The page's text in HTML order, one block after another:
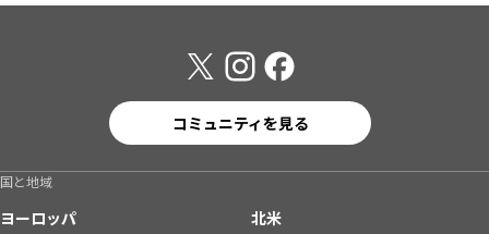
コミュニティを見る
国と地域
ヨーロッパ
北米